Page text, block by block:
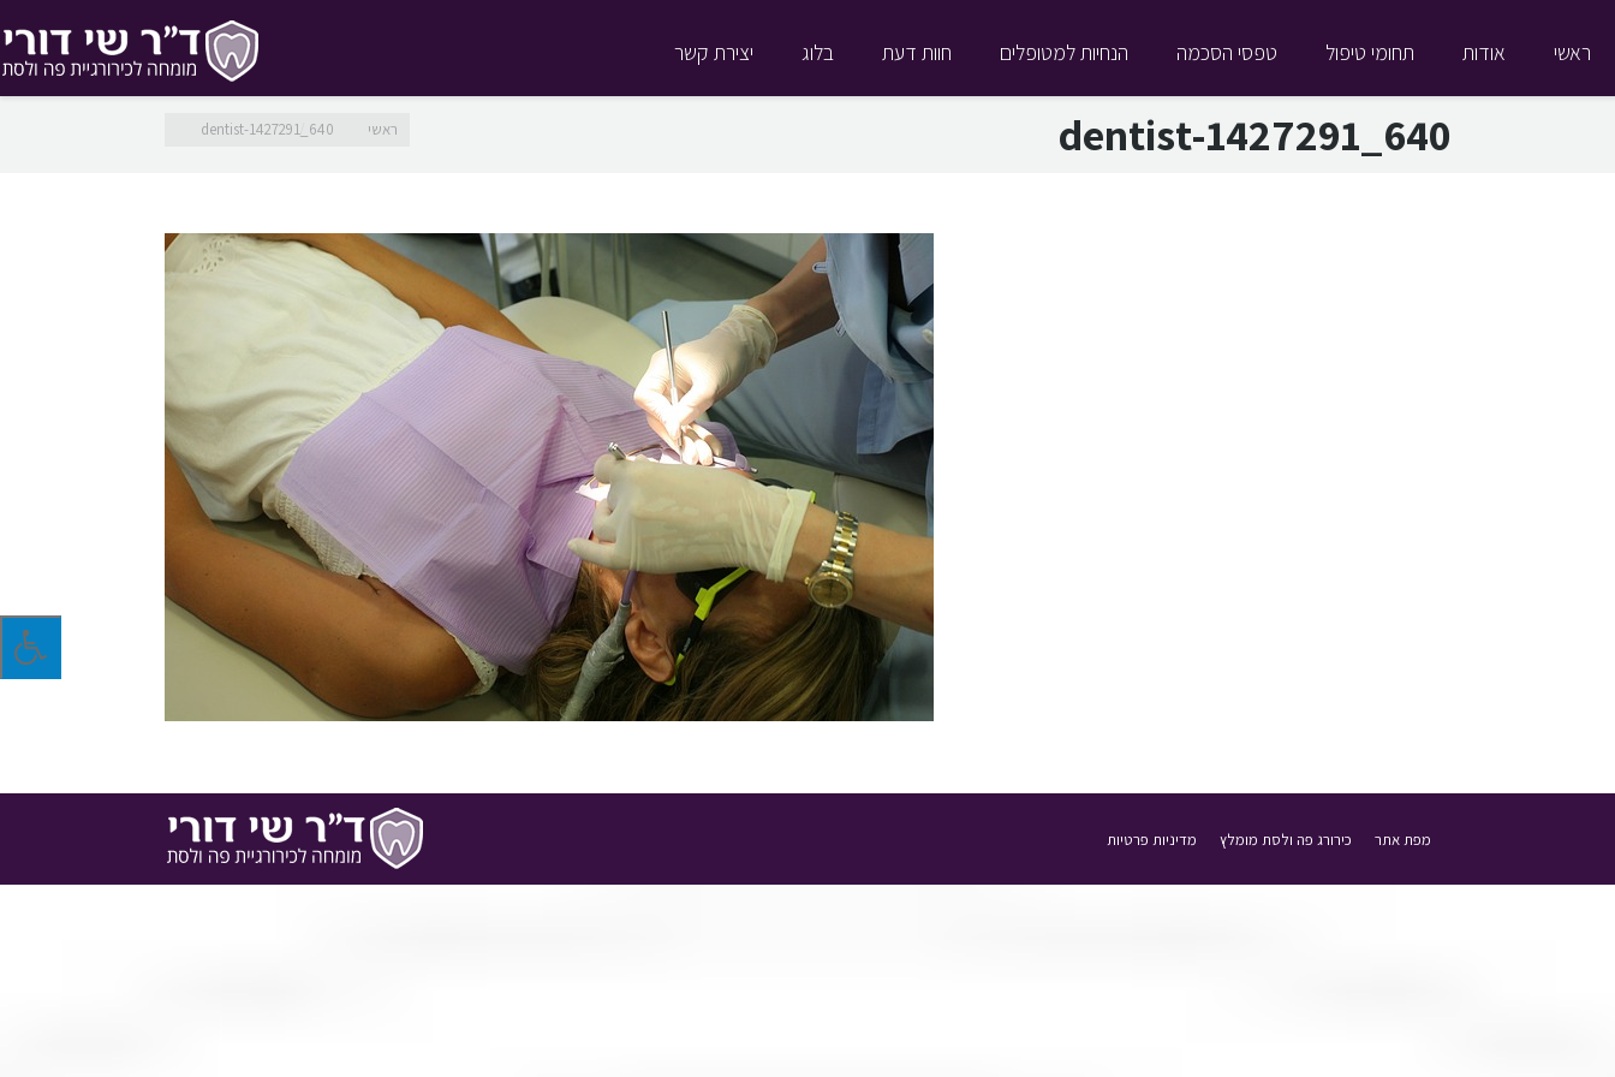
ראשי אודות תחומי טיפול טפסי הסכמה הנחיות למטופלים חוות דעת בלוג יצירת קשר
מיקומך כאן ראשי dentist-1427291_640 dentist-1427291_640
מפת אתר כירורג פה ולסת מומלץ מדיניות פרטיות